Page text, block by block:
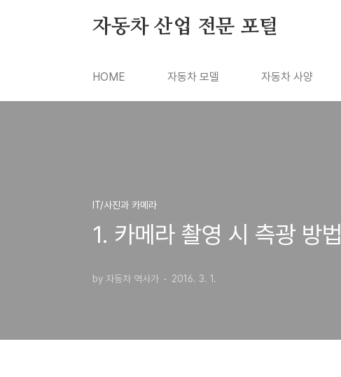
자동차 산업 전문 포털
HOME 자동차 모델 자동차 사양
IT/사진과 카메라
1. 카메라 촬영 시 측광 방법
by 자동차 역사가 2016. 3. 1.